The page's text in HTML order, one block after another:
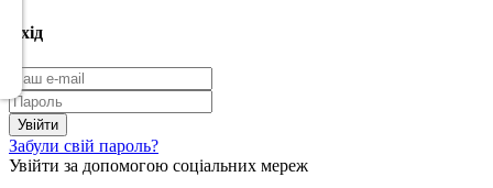
Вхід
Забули свій пароль?
Увійти за допомогою соціальних мереж
Скачать
(Розн.)
Скачать
CSV
(Опт)